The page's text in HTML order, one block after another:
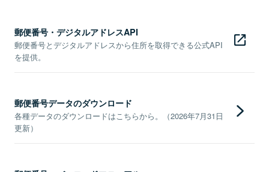
郵便番号・デジタルアドレスAPI
郵便番号とデジタルアドレスから住所を取得できる公式API
を提供。
郵便番号データのダウンロード
各種データのダウンロードはこちらから。（2026年7月31日
更新）